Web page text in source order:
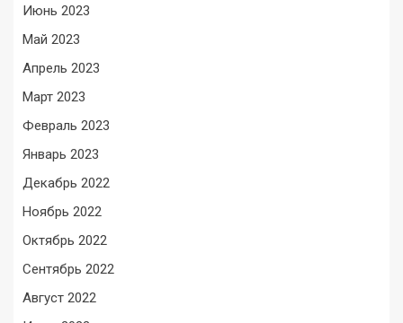
Июнь 2023
Май 2023
Апрель 2023
Март 2023
Февраль 2023
Январь 2023
Декабрь 2022
Ноябрь 2022
Октябрь 2022
Сентябрь 2022
Август 2022